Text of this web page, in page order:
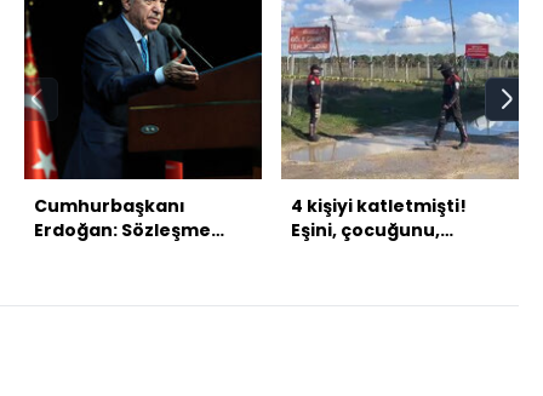
Cumhurbaşkanı
Erdoğan: Sözleşme
4 kişiyi katletmişti!
Eşini, çocuğunu,